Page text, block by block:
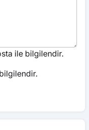
ile bilgilendir.